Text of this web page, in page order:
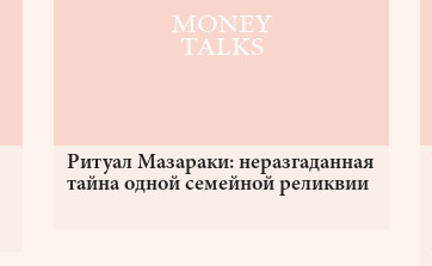
Ритуал Мазараки: неразгаданная
тайна одной семейной реликвии